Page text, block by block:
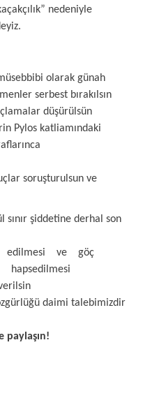
nedeniyle
olarak günah
serbest bırakılsın
düşürülsün
Pylos katliamındaki
soruşturulsun ve
sınır şiddetine derhal son
edilmesi ve göç
hapsedilmesi
daimi talebimizdir
paylaşın!